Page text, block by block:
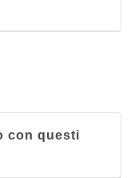
con questi